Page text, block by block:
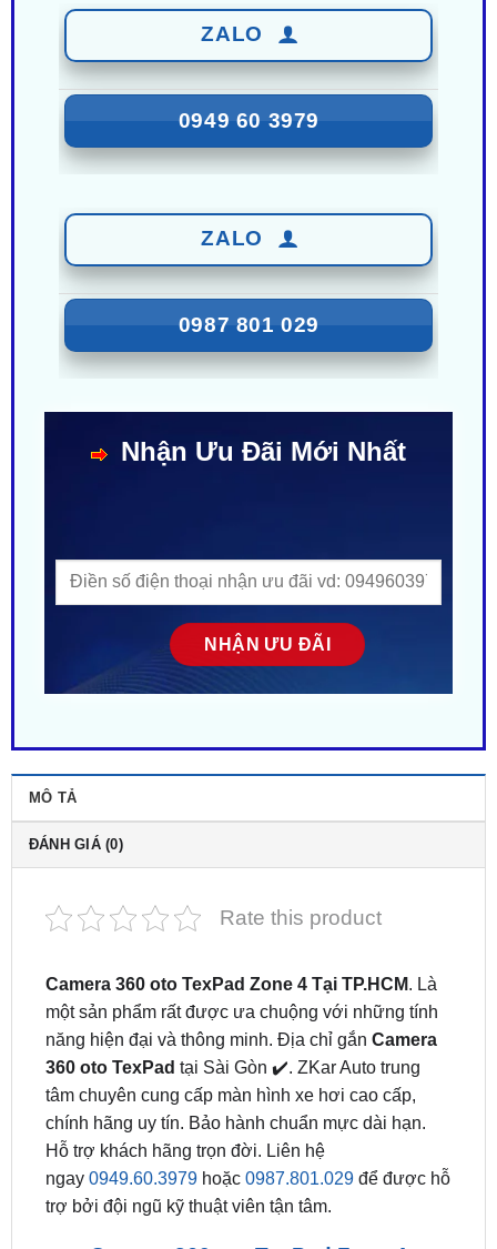
0949 60 3979
0987 801 029
ĐÁNH GIÁ (0)
Camera 360 oto TexPad Zone 4 Tại TP.HCM
năng hiện đại và thông minh. Địa chỉ gắnCamera
360 oto TexPad tại Sài Gòn ✔️. ZKar Auto trung
tâm chuyên cung cấp màn hình xe hơi cao cấp,
chính hãng uy tín. Bảo hành chuẩn mực dài hạn.
Hỗ trợ khách hãng trọn đời. Liên hệ
ngay 0949.60.3979hoặc0987.801.029để được hỗ
trợ bởi đội ngũ kỹ thuật viên tận tâm.
Camera 360 oto TexPad Zone 4